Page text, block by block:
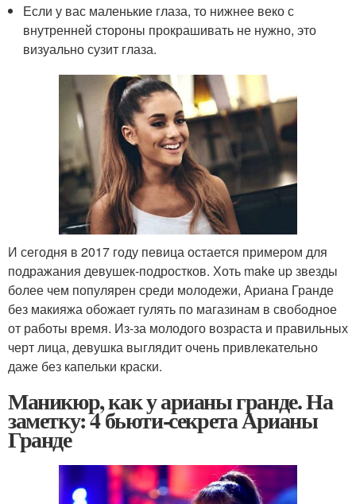
Если у вас маленькие глаза, то нижнее веко с
внутренней стороны прокрашивать не нужно, это
визуально сузит глаза.
И сегодня в 2017 году певица остается примером для
подражания девушек-подростков. Хоть make up звезды
более чем популярен среди молодежи, Ариана Гранде
без макияжа обожает гулять по магазинам в свободное
от работы время. Из-за молодого возраста и правильных
черт лица, девушка выглядит очень привлекательно
даже без капельки краски.
Маникюр, как у арианы гранде. На
заметку: 4 бьюти-секрета Арианы
Гранде